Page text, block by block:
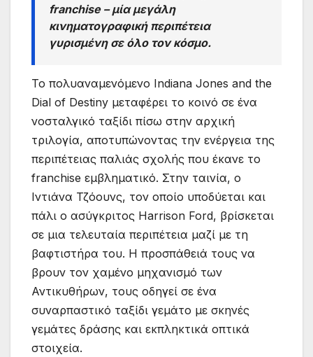
franchise – μία μεγάλη
κινηματογραφική περιπέτεια
γυρισμένη σε όλο τον κόσμο.
Το πολυαναμενόμενο Indiana Jones and the
Dial of Destiny μεταφέρει το κοινό σε ένα
νοσταλγικό ταξίδι πίσω στην αρχική
τριλογία, αποτυπώνοντας την ενέργεια της
περιπέτειας παλιάς σχολής που έκανε το
franchise εμβληματικό. Στην ταινία, ο
Ιντιάνα Τζόουνς, τον οποίο υποδύεται και
πάλι ο ασύγκριτος Harrison Ford, βρίσκεται
σε μια τελευταία περιπέτεια μαζί με τη
βαφτιστήρα του. Η προσπάθειά τους να
βρουν τον χαμένο μηχανισμό των
Αντικυθήρων, τους οδηγεί σε ένα
συναρπαστικό ταξίδι γεμάτο με σκηνές
γεμάτες δράσης και εκπληκτικά οπτικά
στοιχεία.